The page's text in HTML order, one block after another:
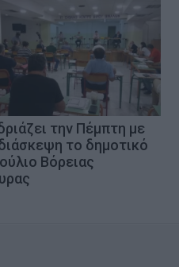
την Πέμπτη με
το δημοτικό
Βόρειας